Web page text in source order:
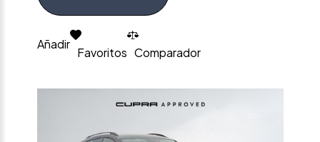
Añadir
Favoritos Comparador